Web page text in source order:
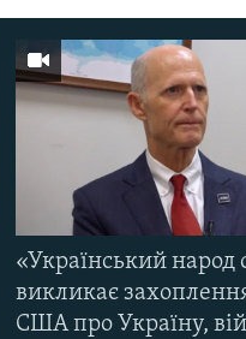
«Український народ
викликає
США про Україну,